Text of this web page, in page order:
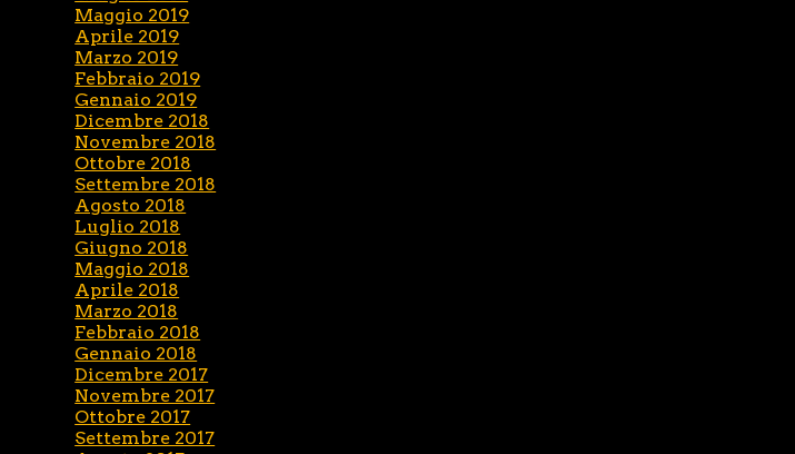
Maggio 2019
Aprile 2019
Marzo 2019
Febbraio 2019
Gennaio 2019
Dicembre 2018
Novembre 2018
Ottobre 2018
Settembre 2018
Agosto 2018
Luglio 2018
Giugno 2018
Maggio 2018
Aprile 2018
Marzo 2018
Febbraio 2018
Gennaio 2018
Dicembre 2017
Novembre 2017
Ottobre 2017
Settembre 2017